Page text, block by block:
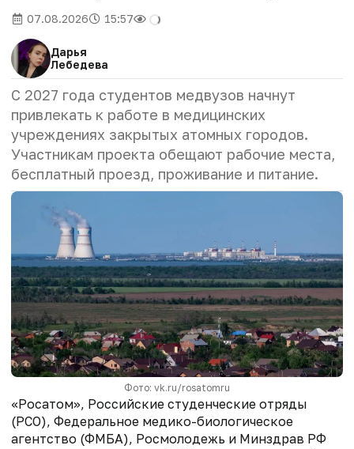
07.08.2026 15:57
Дарья
Лебедева
С 2027 года студентов медвузов начнут
привлекать к работе в медицинских
учреждениях закрытых атомных городов.
Участникам проекта обещают рабочие места,
бесплатный проезд, проживание и питание.
Фото: vk.ru/rosatomru
«Росатом», Российские студенческие отряды
(РСО), Федеральное медико-биологическое
агентство (ФМБА), Росмолодежь и Минздрав РФ